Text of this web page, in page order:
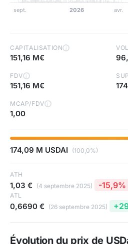
CAPITALISATION i
151,16 M€
FDV i
151,16 M€
MCAP/FDV i
1,00
174,09 M USDAI (100,0%)
ATH
1,03 € (4 septembre 2025) -15,9%
ATL
0,6690 € (26 septembre 2025)
Évolution du prix de